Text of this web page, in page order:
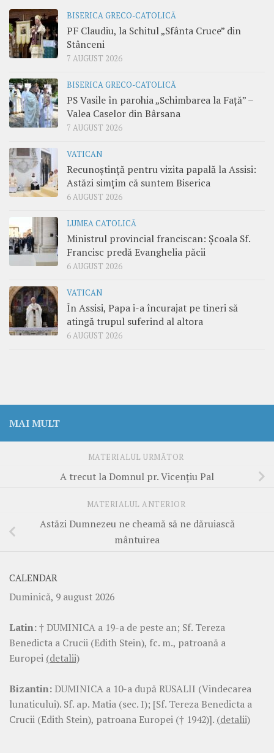
BISERICA GRECO-CATOLICĂ
PF Claudiu, la Schitul „Sfânta Cruce” din
Stânceni
7 AUGUST 2026
BISERICA GRECO-CATOLICĂ
PS Vasile în parohia „Schimbarea la Față” –
Valea Caselor din Bârsana
7 AUGUST 2026
VATICAN
Recunoștință pentru vizita papală la Assisi:
Astăzi simțim că suntem Biserica
6 AUGUST 2026
LUMEA CATOLICĂ
Ministrul provincial franciscan: Școala Sf.
Francisc predă Evanghelia păcii
6 AUGUST 2026
VATICAN
În Assisi, Papa i-a încurajat pe tineri să
atingă trupul suferind al altora
6 AUGUST 2026
MAI MULT
MATERIALUL URMĂTOR
A trecut la Domnul pr. Vicenţiu Pal
MATERIALUL ANTERIOR
Astăzi Dumnezeu ne cheamă să ne dăruiască
mântuirea
CALENDAR
Duminică, 9 august 2026
Latin:† DUMINICA a 19-a de peste an; Sf. Tereza
Benedicta a Crucii (Edith Stein), fc. m., patroană a
Europei (detalii)
Bizantin: DUMINICA a 10-a după RUSALII (Vindecarea
lunaticului). Sf. ap. Matia (sec. I); [Sf. Tereza Benedicta a
Crucii (Edith Stein), patroana Europei († 1942)]. (detalii)